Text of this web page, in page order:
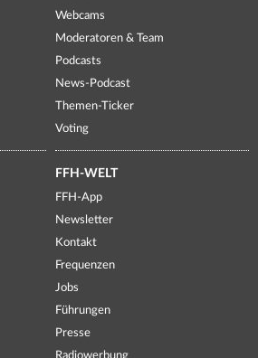
Webcams
Moderatoren & Team
Podcasts
News-Podcast
Themen-Ticker
Voting
FFH-WELT
FFH-App
Newsletter
Kontakt
Frequenzen
Jobs
Führungen
Presse
Radiowerbung